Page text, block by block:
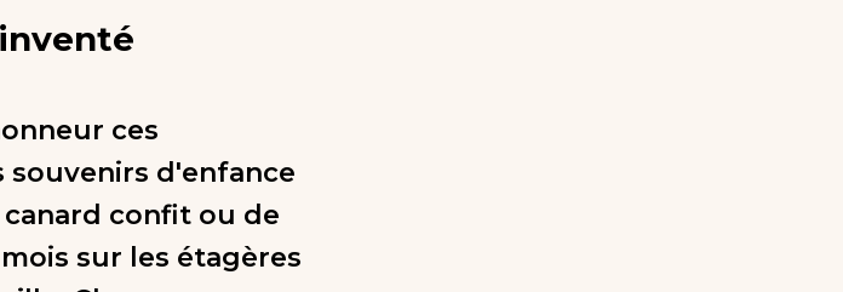
ces
souvenirs d'enfance
confit ou de
sur les étagères